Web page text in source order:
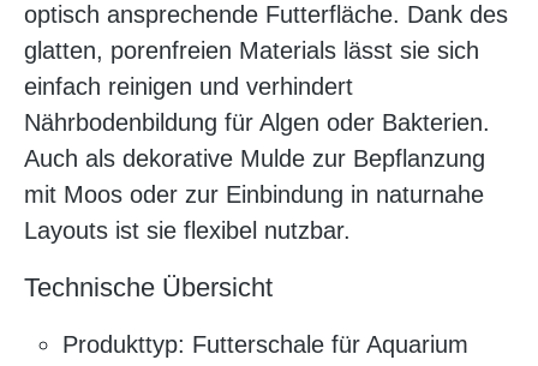
optisch ansprechende Futterfläche. Dank des
glatten, porenfreien Materials lässt sie sich
einfach reinigen und verhindert
Nährbodenbildung für Algen oder Bakterien.
Auch als dekorative Mulde zur Bepflanzung
mit Moos oder zur Einbindung in naturnahe
Layouts ist sie flexibel nutzbar.
Technische Übersicht
Produkttyp: Futterschale für Aquarium